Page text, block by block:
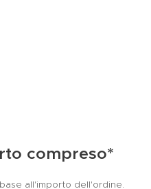
compreso*
all'importo dell'ordine.